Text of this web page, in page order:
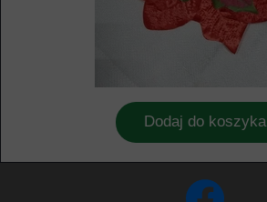
Dodaj do koszyka